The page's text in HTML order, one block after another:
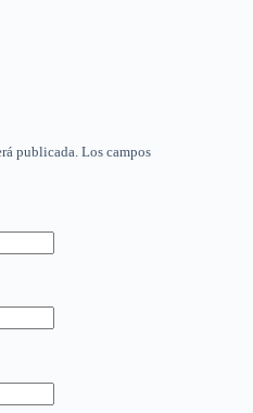
publicada. Los campos